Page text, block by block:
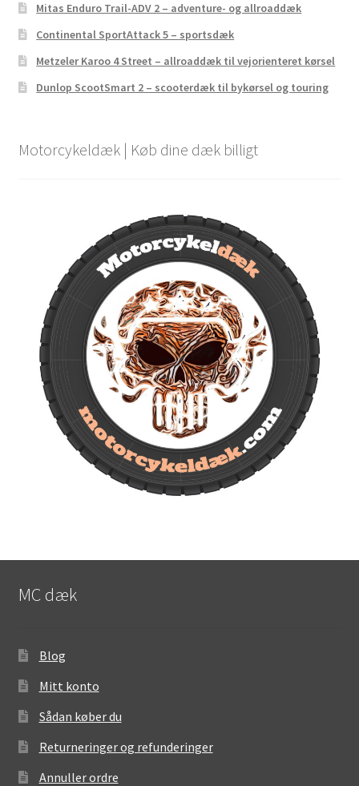
Mitas Enduro Trail-ADV 2 – adventure- og allroaddæk
Continental SportAttack 5 – sportsdæk
Metzeler Karoo 4 Street – allroaddæk til vejorienteret kørsel
Dunlop ScootSmart 2 – scooterdæk til bykørsel og touring
Motorcykeldæk | Køb dine dæk billigt
MC dæk
Blog
Mitt konto
Sådan køber du
Returneringer og refunderinger
Annuller ordre